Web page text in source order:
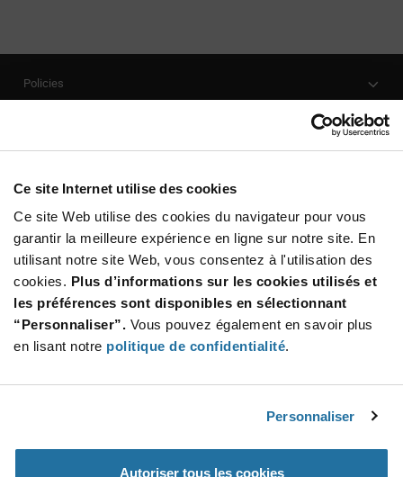
Ce site Internet utilise des cookies
Ce site Web utilise des cookies du navigateur pour vous
garantir la meilleure expérience en ligne sur notre site. En
utilisant notre site Web, vous consentez à l'utilisation des
cookies. Plus d’informations sur les cookies utilisés et
les préférences sont disponibles en sélectionnant
“Personnaliser”. Vous pouvez également en savoir plus
en lisant notre politique de confidentialité.
Personnaliser
Autoriser tous les cookies
Policies
Customer Care
Stay Connected!
SUBSCRIBE TO OUR NEWSLETTER
Be at the Forefront of New Technology Innovations
subscribe
button
SUBSCRIBE
© 2026 Future Electronics. All rights reserved.
Terms & Conditions|Terms of Use|Accessibility